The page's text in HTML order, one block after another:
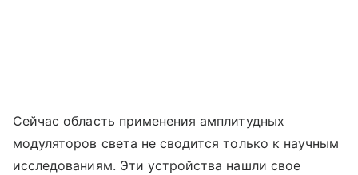
Сейчас область применения амплитудных
модуляторов света не сводится только к научным
исследованиям. Эти устройства нашли свое